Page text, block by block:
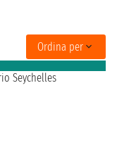
Ordina per